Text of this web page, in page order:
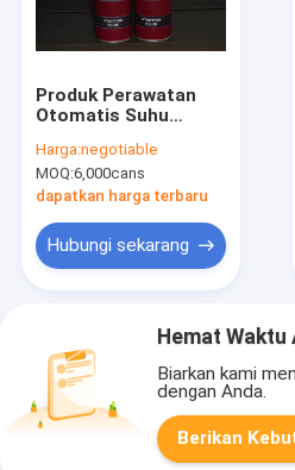
Produk Perawatan
Otomatis Suhu
Semprot / Quick
Engine Start Fluid
Spray
Harga:negotiable
MOQ:6,000cans
dapatkan harga terbaru
Hubungi sekarang
Hemat Waktu
Biarkan kami
dengan Anda.
Berikan